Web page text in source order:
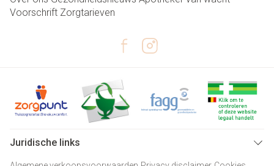
Voorschrift Zorgtarieven
Juridische links